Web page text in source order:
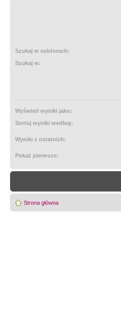
Szukaj w subforach:
Szukaj w:
Wyświetl wyniki jako:
Sortuj wyniki według:
Wyniki z ostatnich:
Pokaż pierwsze:
Strona główna